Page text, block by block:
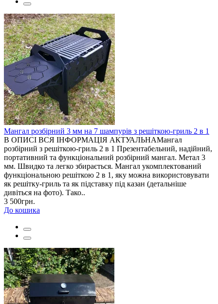
Мангал розбірний 3 мм на 7 шампурів з решіткою-гриль 2 в 1
В ОПИСІ ВСЯ ІНФОРМАЦІЯ АКТУАЛЬНАМангал
розбірний з решіткою-гриль 2 в 1 Презентабельний, надійний,
портативний та функціональний розбірний мангал. Метал 3
мм. Швидко та легко збирається. Мангал укомплектований
функціональною решіткою 2 в 1, яку можна використовувати
як решітку-гриль та як підставку під казан (детальніше
дивіться на фото). Тако..
3 500грн.
До кошика